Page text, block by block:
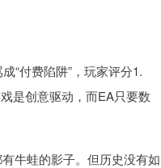
“付费陷阱”，玩家评分1.
是创意驱动，而EA只要数
牛蛙的影子。但历史没有如